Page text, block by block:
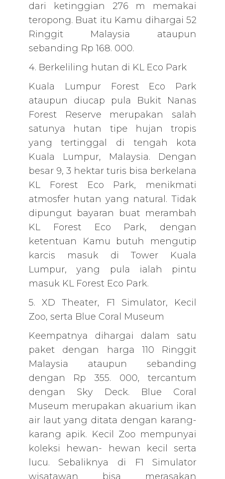
dari ketinggian 276 m memakai
teropong. Buat itu Kamu dihargai 52
Ringgit Malaysia ataupun
sebanding Rp 168. 000.
4. Berkeliling hutan di KL Eco Park
Kuala Lumpur Forest Eco Park
ataupun diucap pula Bukit Nanas
Forest Reserve merupakan salah
satunya hutan tipe hujan tropis
yang tertinggal di tengah kota
Kuala Lumpur, Malaysia. Dengan
besar 9, 3 hektar turis bisa berkelana
KL Forest Eco Park, menikmati
atmosfer hutan yang natural. Tidak
dipungut bayaran buat merambah
KL Forest Eco Park, dengan
ketentuan Kamu butuh mengutip
karcis masuk di Tower Kuala
Lumpur, yang pula ialah pintu
masuk KL Forest Eco Park.
5. XD Theater, F1 Simulator, Kecil
Zoo, serta Blue Coral Museum
Keempatnya dihargai dalam satu
paket dengan harga 110 Ringgit
Malaysia ataupun sebanding
dengan Rp 355. 000, tercantum
dengan Sky Deck. Blue Coral
Museum merupakan akuarium ikan
air laut yang ditata dengan karang-
karang apik. Kecil Zoo mempunyai
koleksi hewan- hewan kecil serta
lucu. Sebaliknya di F1 Simulator
wisatawan bisa merasakan